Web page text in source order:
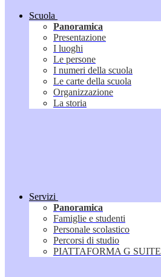
Scuola
Panoramica
Presentazione
I luoghi
Le persone
I numeri della scuola
Le carte della scuola
Organizzazione
La storia
Servizi
Panoramica
Famiglie e studenti
Personale scolastico
Percorsi di studio
PIATTAFORMA G SUITE